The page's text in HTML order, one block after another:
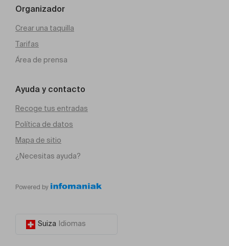
Organizador
Crear una taquilla
Tarifas
Área de prensa
Ayuda y contacto
Recoge tus entradas
Política de datos
Mapa de sitio
¿Necesitas ayuda?
Powered by
Suiza Idiomas